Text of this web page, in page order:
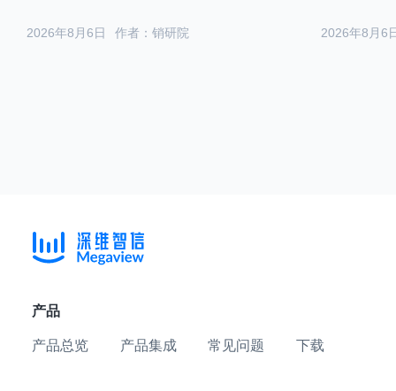
作者：销研院
2026年8月6日 2026年8月6
产品
产品总览 产品集成 常见问题 下载